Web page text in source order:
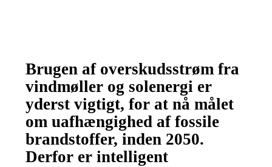
Brugen af overskudsstrøm fra
vindmøller og solenergi er
yderst vigtigt, for at nå målet
om uafhængighed af fossile
brandstoffer, inden 2050.
Derfor er intelligent